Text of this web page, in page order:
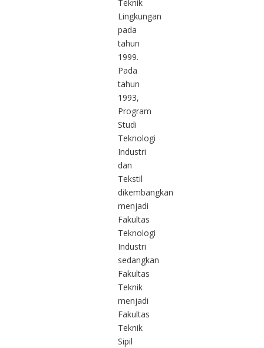
Teknik
Lingkungan
pada
tahun
1999.
Pada
tahun
1993,
Program
Studi
Teknologi
Industri
dan
Tekstil
dikembangkan
menjadi
Fakultas
Teknologi
Industri
sedangkan
Fakultas
Teknik
menjadi
Fakultas
Teknik
Sipil